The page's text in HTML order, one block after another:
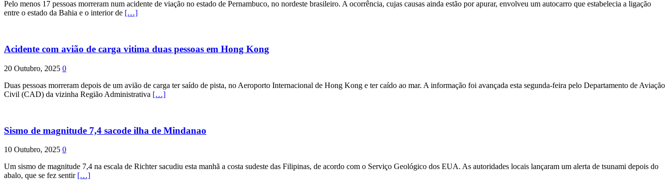
Pelo menos 17 pessoas morreram num acidente de viação no estado de Pernambuco, no nordeste brasileiro. A ocorrência, cujas causas ainda estão por apurar, envolveu um autocarro que estabelecia a ligação
entre o estado da Bahia e o interior de […]
Acidente com avião de carga vitima duas pessoas em Hong Kong
20 Outubro, 2025 0
Duas pessoas morreram depois de um avião de carga ter saído de pista, no Aeroporto Internacional de Hong Kong e ter caído ao mar. A informação foi avançada esta segunda-feira pelo Departamento de Aviação
Civil (CAD) da vizinha Região Administrativa […]
Sismo de magnitude 7,4 sacode ilha de Mindanao
10 Outubro, 2025 0
Um sismo de magnitude 7,4 na escala de Richter sacudiu esta manhã a costa sudeste das Filipinas, de acordo com o Serviço Geológico dos EUA. As autoridades locais lançaram um alerta de tsunami depois do
abalo, que se fez sentir […]